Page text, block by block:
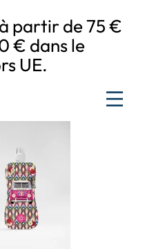
partir de 75 €
€ dans le
UE.